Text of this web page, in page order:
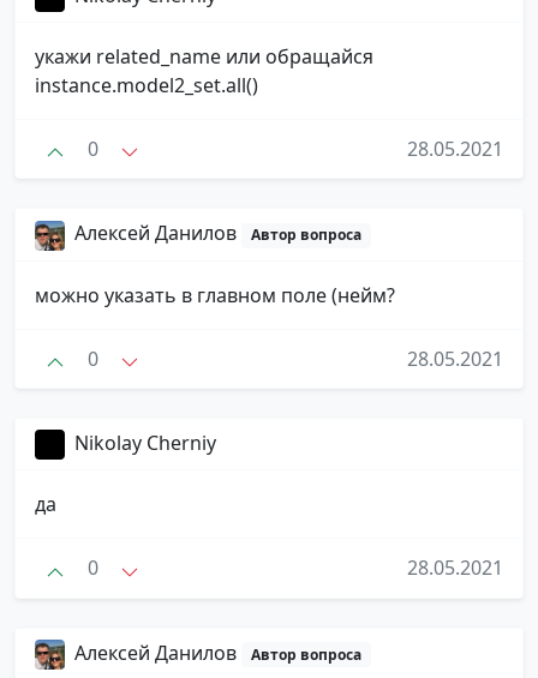
укажи related_name или обращайся
instance.model2_set.all()
0 28.05.2021
Алексей Данилов Автор вопроса
можно указать в главном поле (нейм?
0 28.05.2021
Nikolay Cherniy
да
0 28.05.2021
Алексей Данилов Автор вопроса